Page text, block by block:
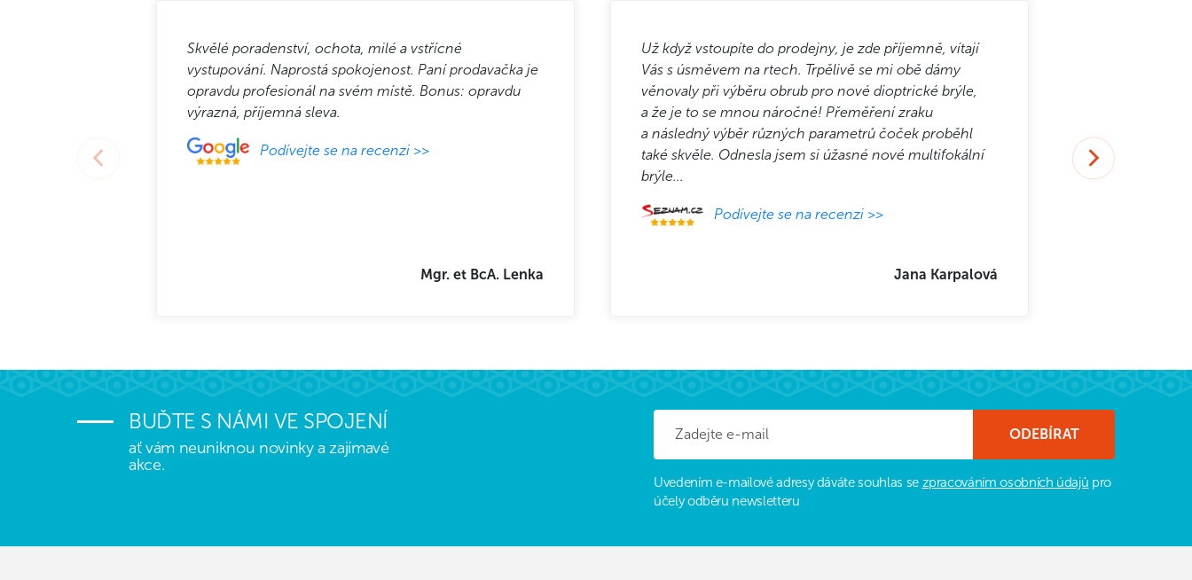
Skvělé poradenství, ochota, milé a vstřícné
vystupování. Naprostá spokojenost. Paní prodavačka je
opravdu profesionál na svém místě. Bonus: opravdu
výrazná, příjemná sleva.
Podívejte se na recenzi >>
Mgr. et BcA. Lenka
Už když vstoupíte do prodejny, je zde příjemně, vítají
Vás s úsměvem na rtech. Trpělivě se mi obě dámy
věnovaly při výběru obrub pro nové dioptrické brýle,
a že je to se mnou náročné! Přeměření zraku
a následný výběr různých parametrů čoček proběhl
také skvěle. Odnesla jsem si úžasné nové multifokální
brýle...
Podívejte se na recenzi >>
Jana Karpalová
BUĎTE S NÁMI VE SPOJENÍ
ať vám neuniknou novinky a zajímavé
akce.
Uvedením e-mailové adresy dáváte souhlas se zpracováním osobních údajů pro
účely odběru newsletteru